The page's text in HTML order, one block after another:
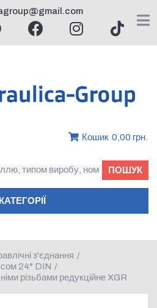
Кошик 0,00 грн.
КАТЕГОРІЇ
ПОШУК
з'єднання /
24° DIN /
різьбами редукційне XGR